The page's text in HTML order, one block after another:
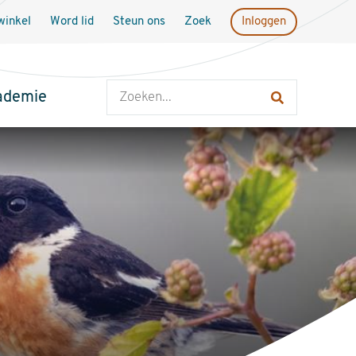
Word lid Steun ons Zoek Inloggen